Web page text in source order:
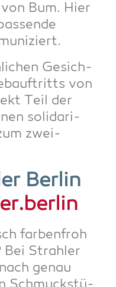
Bum. Hier
Gesich­
von
Teil der
soli­da­ri­
zwei­
Ber­lin
far­ben­froh
Bei Strah­ler
genau